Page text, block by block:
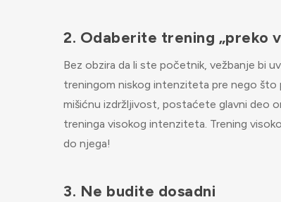
2. Odaberite trening „preko
Bez obzira da li ste početnik, vežbanje bi
treningom niskog intenziteta pre nego što
mišićnu izdržljivost, postaćete glavni deo
treninga visokog intenziteta. Trening
do njega!
3. Ne budite dosadni